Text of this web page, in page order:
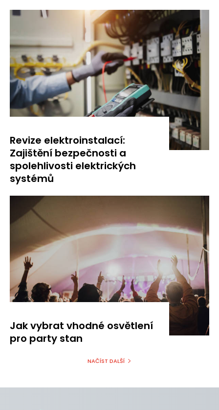
Revize elektroinstalací:
Zajištění bezpečnosti a
spolehlivosti elektrických
systémů
Jak vybrat vhodné osvětlení
pro party stan
NAČÍST DALŠÍ